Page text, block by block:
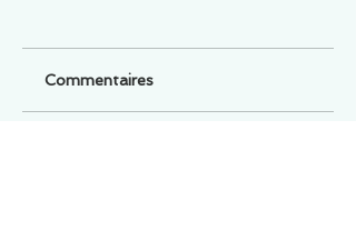
Commentaires